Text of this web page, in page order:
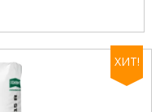
ХИТ!